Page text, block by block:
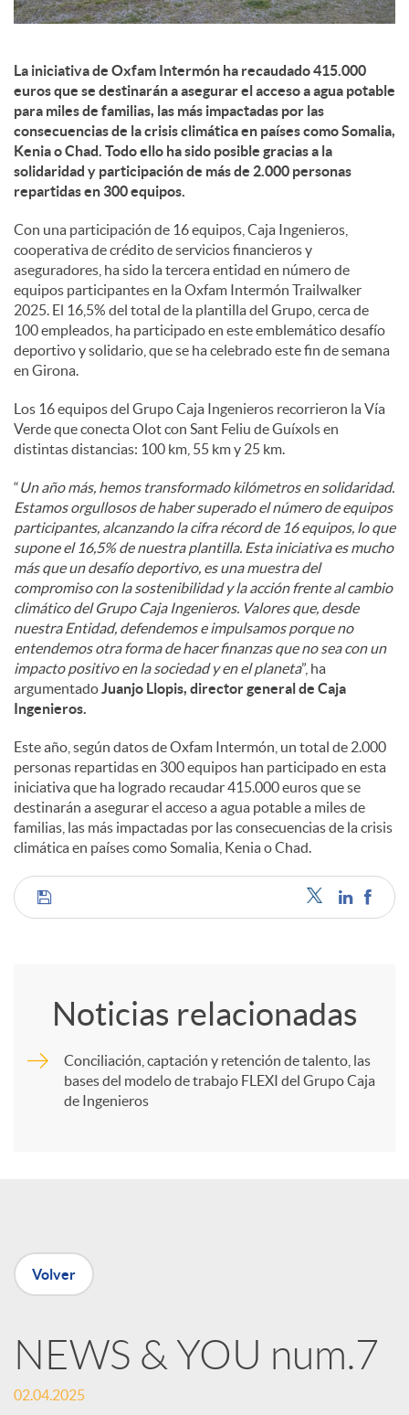
e
n
i
d
o
s
La iniciativa de Oxfam Intermón ha recaudado 415.000
euros que se destinarán a asegurar el acceso a agua potable
para miles de familias, las más impactadas por las
consecuencias de la crisis climática en países como Somalia,
Kenia o Chad. Todo ello ha sido posible gracias a la
solidaridad y participación de más de 2.000 personas
repartidas en 300 equipos.
Con una participación de 16 equipos, Caja Ingenieros,
cooperativa de crédito de servicios financieros y
aseguradores, ha sido la tercera entidad en número de
equipos participantes en la Oxfam Intermón Trailwalker
2025. El 16,5% del total de la plantilla del Grupo, cerca de
100 empleados, ha participado en este emblemático desafío
deportivo y solidario, que se ha celebrado este fin de semana
en Girona.
Los 16 equipos del Grupo Caja Ingenieros recorrieron la Vía
Verde que conecta Olot con Sant Feliu de Guíxols en
distintas distancias: 100 km, 55 km y 25 km.
“Un año más, hemos transformado kilómetros en solidaridad.
Estamos orgullosos de haber superado el número de equipos
participantes, alcanzando la cifra récord de 16 equipos, lo que
supone el 16,5% de nuestra plantilla. Esta iniciativa es mucho
más que un desafío deportivo, es una muestra del
compromiso con la sostenibilidad y la acción frente al cambio
climático del Grupo Caja Ingenieros. Valores que, desde
nuestra Entidad, defendemos e impulsamos porque no
entendemos otra forma de hacer finanzas que no sea con un
impacto positivo en la sociedad y en el planeta”, ha
argumentadoJuanjo Llopis, director general de Caja
Ingenieros.
Este año, según datos de Oxfam Intermón, un total de 2.000
personas repartidas en 300 equipos han participado en esta
iniciativa que ha logrado recaudar 415.000 euros que se
destinarán a asegurar el acceso a agua potable a miles de
familias, las más impactadas por las consecuencias de la crisis
climática en países como Somalia, Kenia o Chad.
C
t
i
r
Noticias relacionadas
Conciliación, captación y retención de talento, las
bases del modelo de trabajo FLEXI del Grupo Caja
de Ingenieros
Volver
NEWS & YOU num.7
02.04.2025